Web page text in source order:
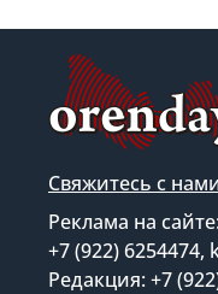
Свяжитесь с
Реклама на сайте:
+7 (922) 6254474,
Редакция: +7